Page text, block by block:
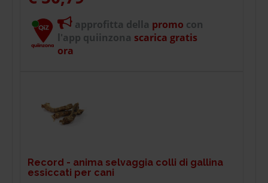
approfitta della promo con
l'app quiinzona scarica gratis
ora
Record - anima selvaggia colli di gallina
essiccati per cani